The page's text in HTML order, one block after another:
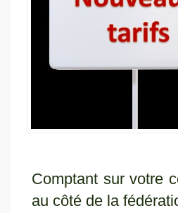
Comptant sur votre
au côté de la